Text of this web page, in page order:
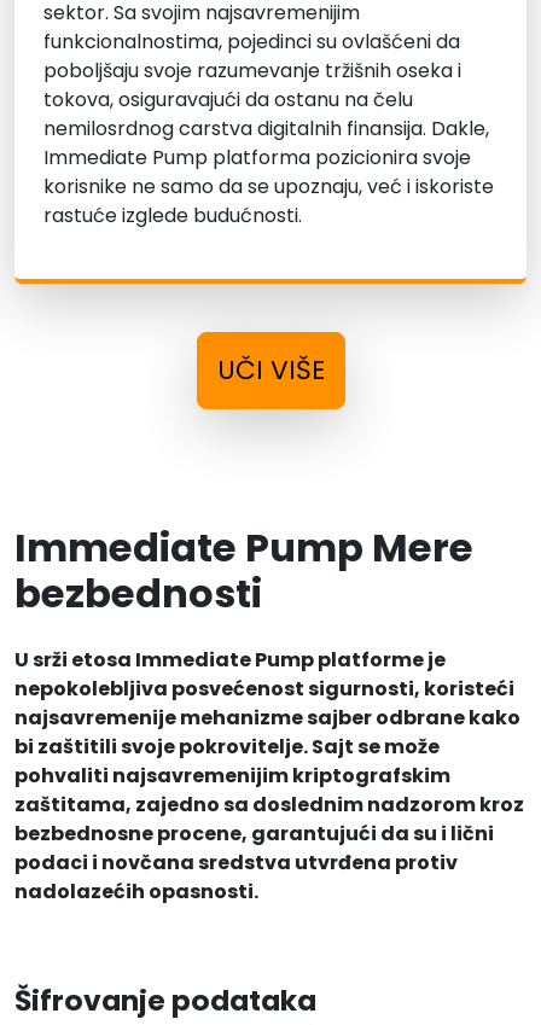
sektor. Sa svojim najsavremenijim
funkcionalnostima, pojedinci su ovlašćeni da
poboljšaju svoje razumevanje tržišnih oseka i
tokova, osiguravajući da ostanu na čelu
nemilosrdnog carstva digitalnih finansija. Dakle,
Immediate Pump platforma pozicionira svoje
korisnike ne samo da se upoznaju, već i iskoriste
rastuće izglede budućnosti.
UČI VIŠE
Immediate Pump Mere
bezbednosti
U srži etosa Immediate Pump platforme je
nepokolebljiva posvećenost sigurnosti, koristeći
najsavremenije mehanizme sajber odbrane kako
bi zaštitili svoje pokrovitelje. Sajt se može
pohvaliti najsavremenijim kriptografskim
zaštitama, zajedno sa doslednim nadzorom kroz
bezbednosne procene, garantujući da su i lični
podaci i novčana sredstva utvrđena protiv
nadolazećih opasnosti.
Šifrovanje podataka